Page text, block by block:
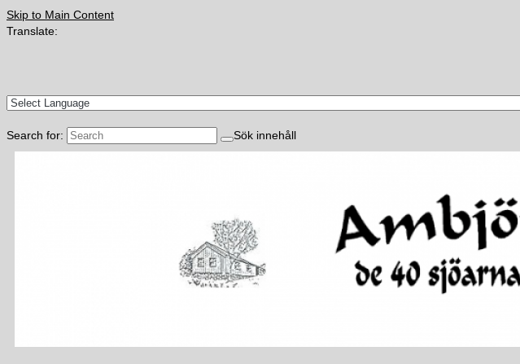
Skip to Main Content
Translate:
Sök innehåll
Search for: